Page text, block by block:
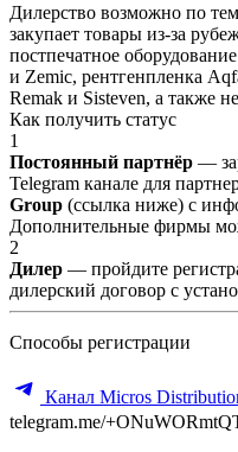
Дилерство возможно по
закупает товары из-за
постпечатное
и Zemic, рентгенпленка
Remak и Sisteven, а также
Как получить статус
1
Постоянный партнёр —
Telegram канале для
Group (ссылка ниже) с
Дополнительные фирмы
2
Дилер — пройдите
дилерский договор с
Способы регистрации
Канал Micros
telegram.me/